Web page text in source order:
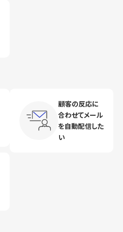
顧客の反応に
合わせてメール
を自動配信した
い